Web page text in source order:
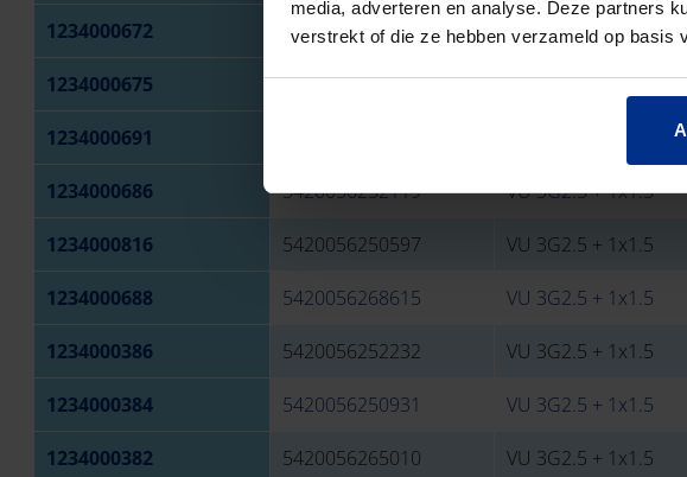
media, adverteren en analyse. Deze partners
verstrekt of die ze hebben verzameld op basis
1234000672 5420056261074 VU 2x2.5 + 1x1.5
1234000675 5420056265133 VU 2x2.5 + 1x1.5
1234000691
1234000686 5420056252119 VU 3G2.5 + 1x1.5
1234000816 5420056250597 VU 3G2.5 + 1x1.5
1234000688 5420056268615 VU 3G2.5 + 1x1.5
1234000386 5420056252232 VU 3G2.5 + 1x1.5
1234000384 5420056250931 VU 3G2.5 + 1x1.5
1234000382 5420056265010 VU 3G2.5 + 1x1.5